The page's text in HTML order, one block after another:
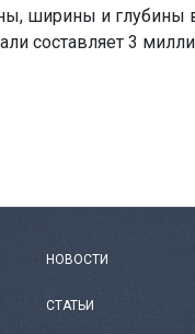
ширины и
составляет 3
НОВОСТИ
СТАТЬИ